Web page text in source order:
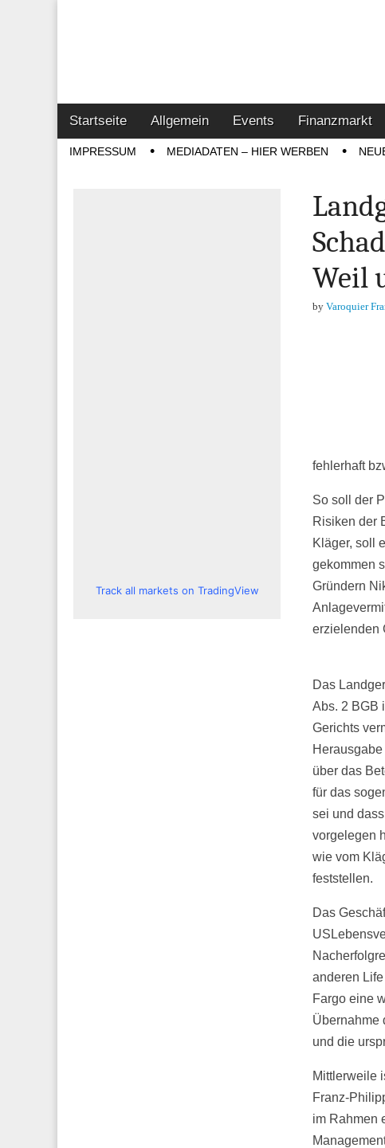
Main
menu
Skip
to
content
Startseite Allgemein Events Finanzmarkt
SubIMPRESSUM MEDIADATEN – HIER WERBEN
Weil
by Varoquier
fehlerhaft
So soll der
Risiken der
Kläger, soll
gekommen
Gründern
erzielenden
Das
Abs. 2 BGB
Gerichts
über das
für das
sei und
vorgelegen
wie vom
feststellen.
Das
anderen
Fargo eine
Übernahme
und die
Mittlerweile
Franz-
im Rahmen
Track all markets on TradingView